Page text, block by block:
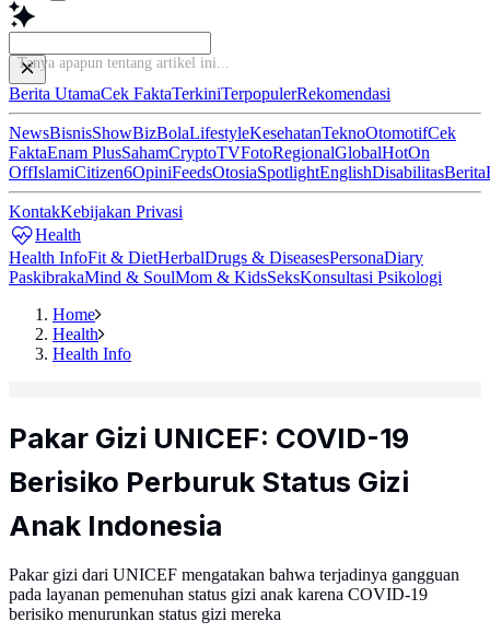
Tanya apapun
Berita UtamaCek FaktaTerkiniTerpopulerRekomendasi
NewsBisnisShowBizBolaLifestyleKesehatanTeknoOtomotifCek
FaktaEnam PlusSahamCryptoTVFotoRegionalGlobalHotOn
OffIslamiCitizen6OpiniFeedsOtosiaSpotlightEnglishDisabilitasBerita
KontakKebijakan Privasi
Health
Health InfoFit & DietHerbalDrugs & DiseasesPersonaDiary
PaskibrakaMind & SoulMom & KidsSeksKonsultasi Psikologi
Home
Health
Health Info
Pakar Gizi UNICEF: COVID-19
Berisiko Perburuk Status Gizi
Anak Indonesia
Pakar gizi dari UNICEF mengatakan bahwa terjadinya gangguan
pada layanan pemenuhan status gizi anak karena COVID-19
berisiko menurunkan status gizi mereka